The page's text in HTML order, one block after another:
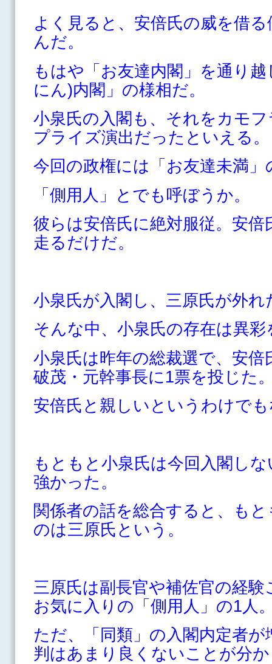
よく見ると、安倍氏の威を借
んだ。
もはや「お友達内閣」を通り
にん)内閣」の様相だ。
小泉氏の入閣も、それをカモ
プライズ演出だったといえる。
今回の政権には「お友達未満
「側用人」とでも呼ぼうか。
彼らは安倍氏に絶対服従。安
走るだけだ。
小泉氏が入閣し、三原氏が外
そんな中、小泉氏の存在は異
小泉氏は昨年の総裁選で、安
破茂・元幹事長に1票を投じた
安倍氏と親しいというわけで
もともと小泉氏は今回入閣し
強かった。
関係者の話を総合すると、も
のは三原氏という。
三原氏は副長官や補佐官の経
お気に入りの「側用人」の1人
ただ、「同類」の入閣内定者
判はあまり良くないことが分